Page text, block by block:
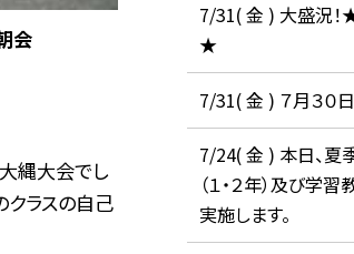
会
縄大会でし
クラスの自己
7/31( 金 ) 大盛況！
★
7/31( 金 ) ７月３
7/24( 金 ) 本日、夏
（１・２年）及び学習
実施します。